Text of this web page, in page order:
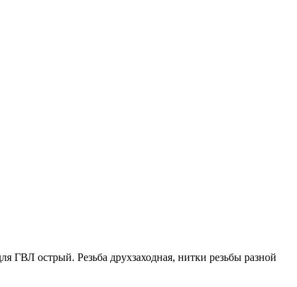
ГВЛ острый. Резьба друхзаходная, нитки резьбы разной